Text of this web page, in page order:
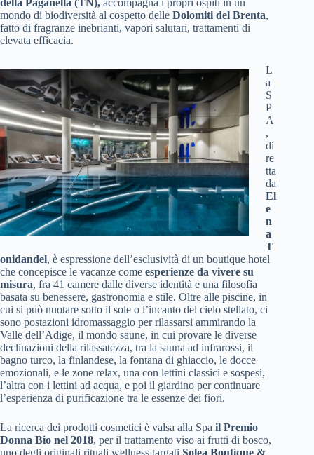
della Paganella (TN), accompagna i propri ospiti in un
mondo di biodiversità al cospetto delle Dolomiti del Brenta,
fatto di fragranze inebrianti, vapori salutari, trattamenti di
elevata efficacia.
L
a
S
P
A
,
di
re
tta
da
El
e
n
a
T
onidandel, è espressione dell’esclusività di un boutique hotel
che concepisce le vacanze come esperienze da vivere su
misura, fra 41 camere dalle diverse identità e una filosofia
basata su benessere, gastronomia e stile. Oltre alle piscine, in
cui si può nuotare sotto il sole o l’incanto del cielo stellato, ci
sono postazioni idromassaggio per rilassarsi ammirando la
Valle dell’Adige, il mondo saune, in cui provare le diverse
declinazioni della rilassatezza, tra la sauna ad infrarossi, il
bagno turco, la finlandese, la fontana di ghiaccio, le docce
emozionali, e le zone relax, una con lettini classici e sospesi,
l’altra con i lettini ad acqua, e poi il giardino per continuare
l’esperienza di purificazione tra le essenze dei fiori.
La ricerca dei prodotti cosmetici è valsa alla Spa il Premio
Donna Bio nel 2018, per il trattamento viso ai frutti di bosco,
uno degli originali rituali wellness targati Solea Boutique &